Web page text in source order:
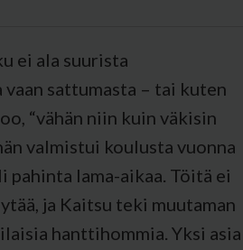
ei ala suurista
sattumasta – tai kuten
“vähän niin kuin väkisin
valmistui koulusta vuonna
pahinta lama-aikaa. Töitä ei
ja Kaitsu teki muutaman
hanttihommia. Yksi asia